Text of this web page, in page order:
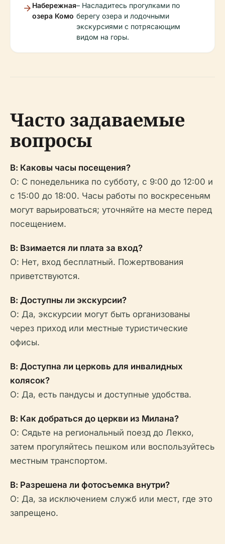
Набережная
озера Комо
– Насладитесь прогулками по
берегу озера и лодочными
экскурсиями с потрясающим
видом на горы.
Часто задаваемые
вопросы
В: Каковы часы посещения?
О: С понедельника по субботу, с 9:00 до 12:00 и
с 15:00 до 18:00. Часы работы по воскресеньям
могут варьироваться; уточняйте на месте перед
посещением.
В: Взимается ли плата за вход?
О: Нет, вход бесплатный. Пожертвования
приветствуются.
В: Доступны ли экскурсии?
О: Да, экскурсии могут быть организованы
через приход или местные туристические
офисы.
В: Доступна ли церковь для инвалидных
колясок?
О: Да, есть пандусы и доступные удобства.
В: Как добраться до церкви из Милана?
О: Сядьте на региональный поезд до Лекко,
затем прогуляйтесь пешком или воспользуйтесь
местным транспортом.
В: Разрешена ли фотосъемка внутри?
О: Да, за исключением служб или мест, где это
запрещено.